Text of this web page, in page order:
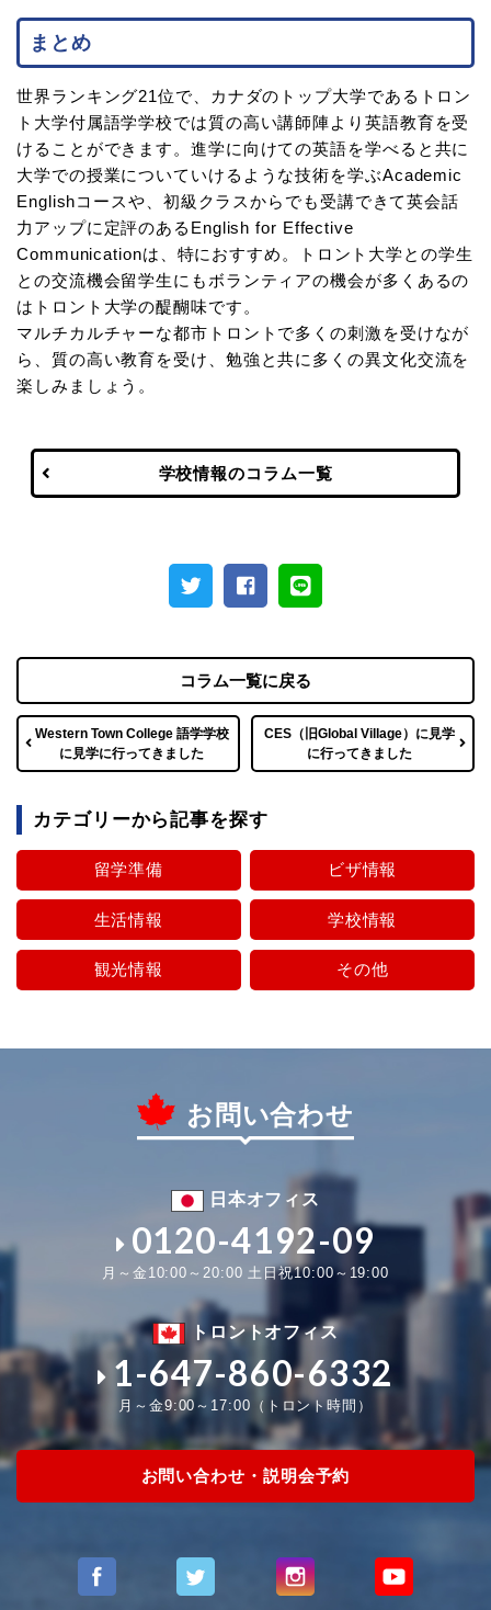
まとめ
世界ランキング21位で、カナダのトップ大学であるトロン
ト大学付属語学学校では質の高い講師陣より英語教育を受
けることができます。進学に向けての英語を学べると共に
大学での授業についていけるような技術を学ぶAcademic
Englishコースや、初級クラスからでも受講できて英会話
力アップに定評のあるEnglish for Effective
Communicationは、特におすすめ。トロント大学との学生
との交流機会留学生にもボランティアの機会が多くあるの
はトロント大学の醍醐味です。
マルチカルチャーな都市トロントで多くの刺激を受けなが
ら、質の高い教育を受け、勉強と共に多くの異文化交流を
楽しみましょう。
学校情報のコラム一覧
Western Town College 語学学校
に見学に行ってきました
コラム一覧に戻る
CES（旧Global Village）に見学
に行ってきました
カテゴリーから記事を探す
留学準備 ビザ情報
生活情報 学校情報
観光情報 その他
お問い合わせ
日本オフィス
0120-4192-09
月～金10:00～20:00 土日祝10:00～19:00
トロントオフィス
1-647-860-6332
月～金9:00～17:00（トロント時間）
お問い合わせ・説明会予約